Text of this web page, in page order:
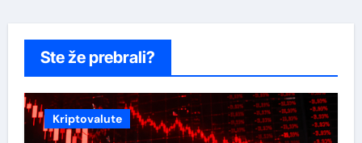
Ste že prebrali?
Kriptovalute